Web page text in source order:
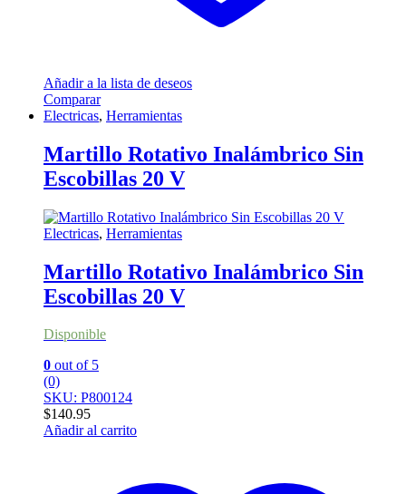
Añadir a la lista de deseos
Comparar
Electricas, Herramientas
Martillo Rotativo Inalámbrico Sin
Escobillas 20 V
Electricas, Herramientas
Martillo Rotativo Inalámbrico Sin
Escobillas 20 V
Disponible
0 out of 5
(0)
SKU: P800124
$140.95
Añadir al carrito